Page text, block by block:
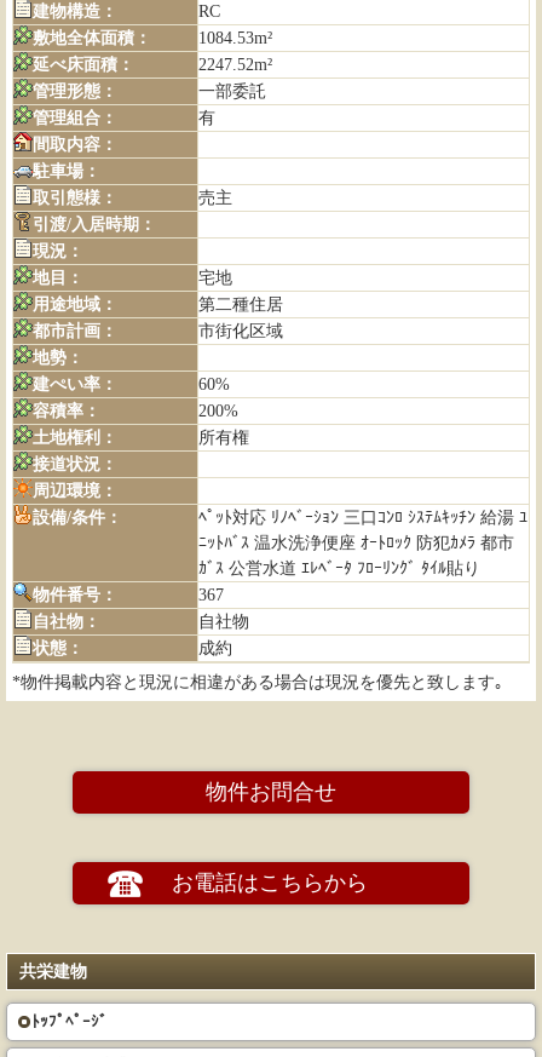
建物構造：
RC
敷地全体面積：
1084.53m²
延べ床面積：
2247.52m²
管理形態：
一部委託
管理組合：
有
間取内容：
駐車場：
取引態様：
売主
引渡/入居時期：
現況：
地目：
宅地
用途地域：
第二種住居
都市計画：
市街化区域
地勢：
建ぺい率：
60%
容積率：
200%
土地権利：
所有権
接道状況：
周辺環境：
設備/条件：
ﾍﾟｯﾄ対応 ﾘﾉﾍﾞｰｼｮﾝ 三口ｺﾝﾛ ｼｽﾃﾑｷｯﾁﾝ 給湯 ﾕ
ﾆｯﾄﾊﾞｽ 温水洗浄便座 ｵｰﾄﾛｯｸ 防犯ｶﾒﾗ 都市
ｶﾞｽ 公営水道 ｴﾚﾍﾞｰﾀ ﾌﾛｰﾘﾝｸﾞ ﾀｲﾙ貼り
物件番号：
367
自社物：
自社物
状態：
成約
*物件掲載内容と現況に相違がある場合は現況を優先と致します｡
物件お問合せ
お電話はこちらから
共栄建物
ﾄｯﾌﾟﾍﾟｰｼﾞ